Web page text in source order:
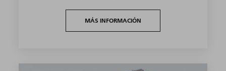
MÁS INFORMACIÓN